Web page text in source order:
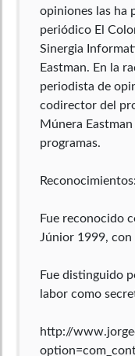
opiniones las ha
periódico El
Sinergia
Eastman. En la
periodista de
codirector del
Múnera
programas.
Reconocimientos:
Fue reconocido
Júnior 1999, con
Fue distinguido
labor como
http://